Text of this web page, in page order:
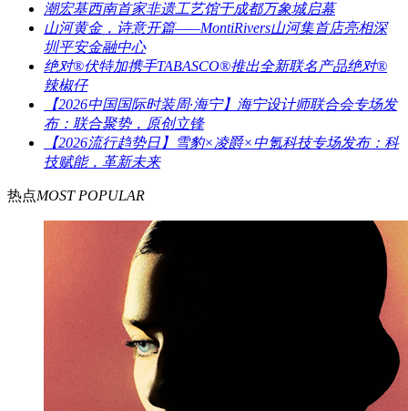
潮宏基西南首家非遗工艺馆于成都万象城启幕
山河黄金，诗意开篇——MontiRivers山河集首店亮相深
圳平安金融中心
绝对®伏特加携手TABASCO®推出全新联名产品绝对®
辣椒仔
【2026中国国际时装周·海宁】海宁设计师联合会专场发
布：联合聚势，原创立锋
【2026流行趋势日】雪豹×凌爵×中氪科技专场发布：科
技赋能，革新未来
热点MOST POPULAR